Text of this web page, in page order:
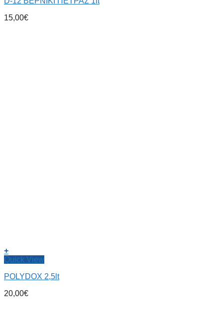
15,00€
+
Quick View
POLYDOX 2,5lt
20,00€